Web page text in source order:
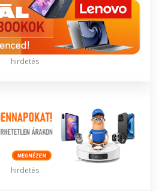
hirdetés
hirdetés